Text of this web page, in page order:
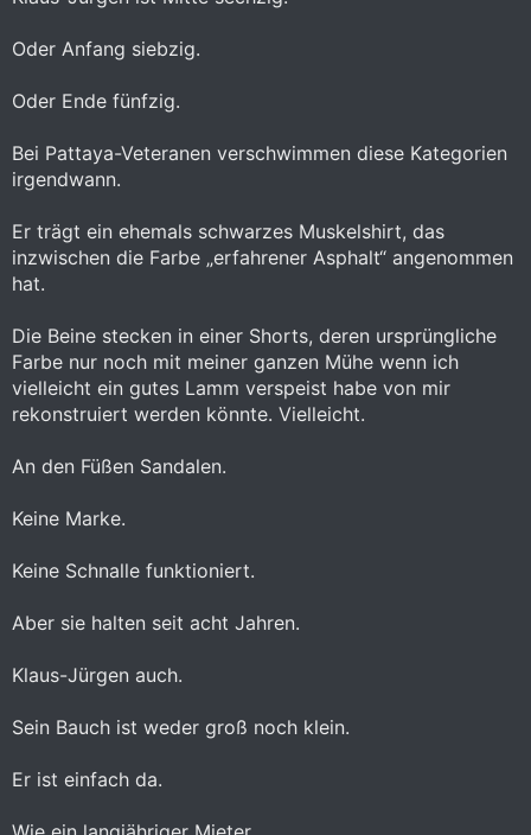
Oder Anfang siebzig.
Oder Ende fünfzig.
Bei Pattaya-Veteranen verschwimmen diese Kategorien
irgendwann.
Er trägt ein ehemals schwarzes Muskelshirt, das
inzwischen die Farbe „erfahrener Asphalt“ angenommen
hat.
Die Beine stecken in einer Shorts, deren ursprüngliche
Farbe nur noch mit meiner ganzen Mühe wenn ich
vielleicht ein gutes Lamm verspeist habe von mir
rekonstruiert werden könnte. Vielleicht.
An den Füßen Sandalen.
Keine Marke.
Keine Schnalle funktioniert.
Aber sie halten seit acht Jahren.
Klaus-Jürgen auch.
Sein Bauch ist weder groß noch klein.
Er ist einfach da.